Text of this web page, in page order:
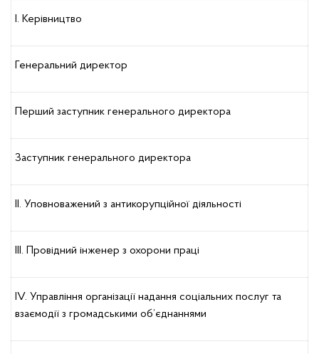
І. Керівництво
Генеральний директор
Перший заступник генерального директора
Заступник генерального директора
ІІ. Уповноважений з антикорупційної діяльності
ІІІ. Провідний інженер з охорони праці
ІV. Управління організації надання соціальних послуг та
взаємодії з громадськими об’єднаннями